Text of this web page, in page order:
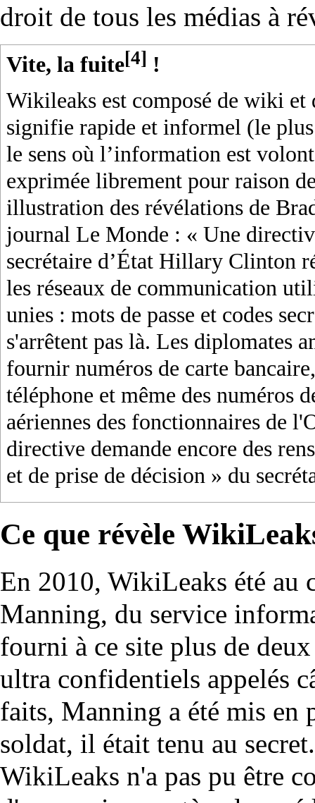
droit de tous les médias à
Vite, la fuite[4] !
Wikileaks est composé de wiki
signifie rapide et informel (le
le sens où l’information est
exprimée librement pour raison
illustration des révélations de
journal Le Monde : « Une
secrétaire d’État Hillary Clinton
les réseaux de communication
unies : mots de passe et codes
s'arrêtent pas là. Les diplomates
fournir numéros de carte
téléphone et même des numéros
aériennes des fonctionnaires de
directive demande encore des
et de prise de décision » du
Ce que révèle
En 2010, WikiLeaks été
Manning, du service
fourni à ce site plus de
ultra confidentiels appelés
faits, Manning a été mis en
soldat, il était tenu au
WikiLeaks n'a pas pu être